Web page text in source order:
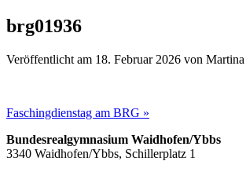
brg01936
Veröffentlicht am 18. Februar 2026 von Martina
Faschingdienstag am BRG »
Bundesrealgymnasium Waidhofen/Ybbs
3340 Waidhofen/Ybbs, Schillerplatz 1